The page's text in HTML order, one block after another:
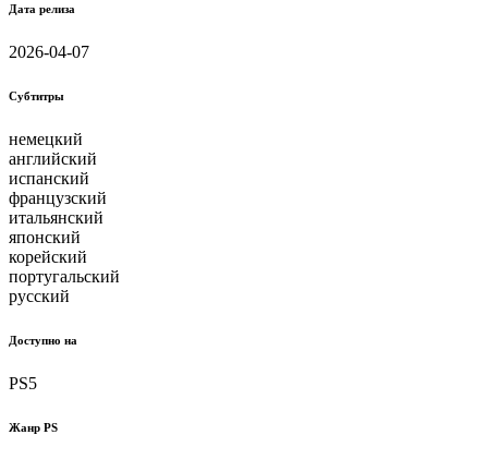
Дата релиза
2026-04-07
Субтитры
немецкий
английский
испанский
французский
итальянский
японский
корейский
португальский
русский
Доступно на
PS5
Жанр PS